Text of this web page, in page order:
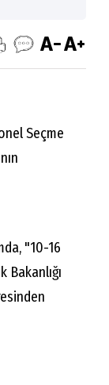
Seçme
"10-16
Bakanlığı